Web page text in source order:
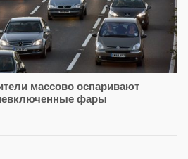
массово оспаривают
фары